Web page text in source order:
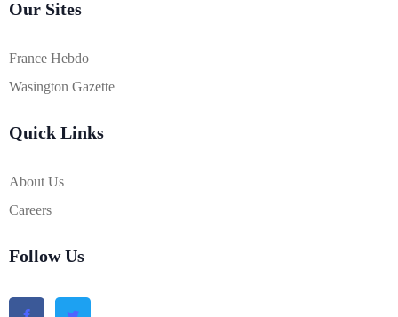
Our Sites
France Hebdo
Wasington Gazette
Quick Links
About Us
Careers
Follow Us